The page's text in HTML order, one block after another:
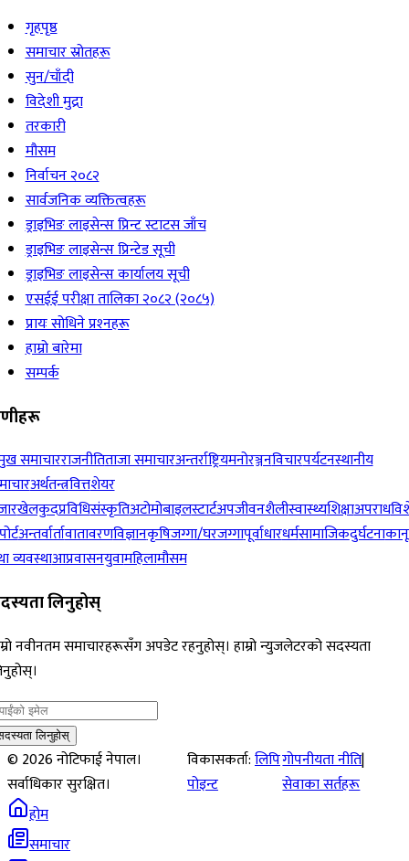
गृहपृष्ठ
समाचार स्रोतहरू
सुन/चाँदी
विदेशी मुद्रा
तरकारी
मौसम
निर्वाचन २०८२
सार्वजनिक व्यक्तित्वहरू
ड्राइभिङ लाइसेन्स प्रिन्ट स्टाटस जाँच
ड्राइभिङ लाइसेन्स प्रिन्टेड सूची
ड्राइभिङ लाइसेन्स कार्यालय सूची
एसईई परीक्षा तालिका २०८२ (२०८५)
प्रायः सोधिने प्रश्‍नहरू
हाम्रो बारेमा
सम्पर्क
समाचारराजनीतिताजा समाचारअन्तर्राष्ट्रियमनोरञ्जनविचारपर्यटनस्थानीय
अर्थतन्त्रवित्तशेयर
खेलकुदप्रविधिसंस्कृतिअटोमोबाइलस्टार्टअपजीवनशैलीस्वास्थ्यशिक्षाअपराध
अन्तर्वार्तावातावरणविज्ञानकृषिजग्गा/घरजग्गापूर्वाधारधर्मसामाजिकदुर्घटना
व्यवस्थाआप्रवासनयुवामहिलामौसम
लिनुहोस्
नवीनतम समाचारहरूसँग अपडेट रहनुहोस्। हाम्रो न्युजलेटरको सदस्यता
लिनुहोस्
©2026नोटिफाई नेपाल।
सर्वाधिकार सुरक्षित।
विकासकर्ता:लिपि
पोइन्ट
गोपनीयता नीति|
सेवाका सर्तहरू
होम
समाचार